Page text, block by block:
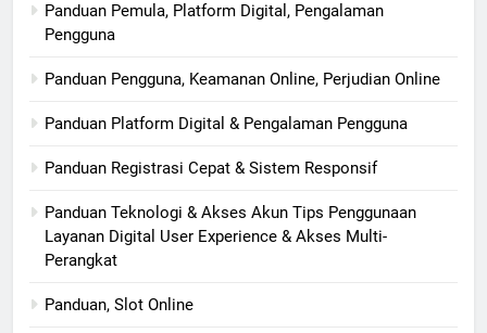
Panduan Pemula, Platform Digital, Pengalaman
Pengguna
Panduan Pengguna, Keamanan Online, Perjudian Online
Panduan Platform Digital & Pengalaman Pengguna
Panduan Registrasi Cepat & Sistem Responsif
Panduan Teknologi & Akses Akun Tips Penggunaan
Layanan Digital User Experience & Akses Multi-
Perangkat
Panduan, Slot Online